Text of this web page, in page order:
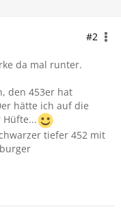
#2
da mal runter.
den 453er hat
hätte ich auf die
Hüfte...
tiefer 452 mit